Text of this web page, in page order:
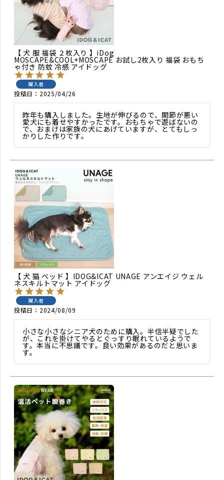
【 犬 服 福袋 ２枚入り 】iDog
MOSCAPE&COOL+MOSCAPE お試し2枚入り 福袋 おもち
ゃ付き 防蚊 冷感 アイドッグ
購入者
投稿日 2025/04/26
昨年も購入しました。生地が伸びるので、関節が悪い
愛犬にも着せやすかったです。おもちゃで遊ばないの
で、おまけは家族の犬にあげていますが、とてもしっ
かりした作りです。
【 犬 猫 ベッド 】IDOG&ICAT UNAGE アンエイジ ウェル
ネスキルトマット アイドッグ
購入者
投稿日 2024/08/09
小さな小さなシニア犬のために購入。半信半疑でした
が、これを掛けてやるとぐっすり眠れているようで
す。本当に不思議です。良い効果があるのだと思いま
す。